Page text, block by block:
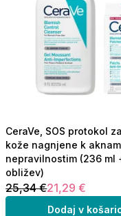
CeraVe, SOS protokol
kože nagnjene k
nepravilnostim (236 ml
obližev)
25,34 €21,29 €
Dodaj v